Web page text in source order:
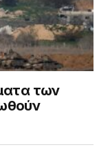
των